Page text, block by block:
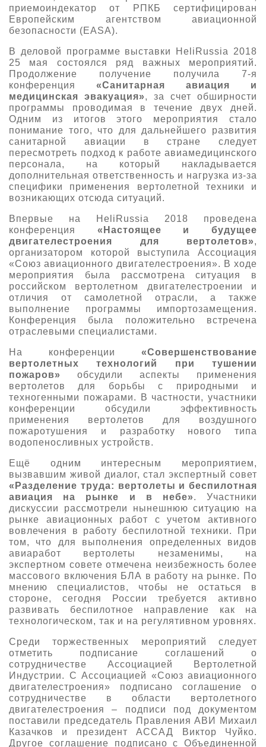
приемоиндекатор от РПКБ сертифицирован
Европейским агентством авиационной
безопасности (EASA).
В деловой программе выставки HeliRussia 2018
25 мая состоялся ряд важных мероприятий.
Продолжение получение получила 7-я
конференция «Санитарная авиация и
медицинская эвакуация», за счет обширности
программы проводимая в течение двух дней.
Одним из итогов этого мероприятия стало
понимание того, что для дальнейшего развития
санитарной авиации в стране следует
пересмотреть подход к работе авиамедицинского
персонала, на который накладывается
дополнительная ответственность и нагрузка из-за
специфики применения вертолетной техники и
возникающих отсюда ситуаций.
Впервые на HeliRussia 2018 проведена
конференция «Настоящее и будущее
двигателестроения для вертолетов»,
организатором которой выступила Ассоциация
«Союз авиационного двигателестроения». В ходе
мероприятия была рассмотрена ситуация в
российском вертолетном двигателестроении и
отличия от самолетной отрасли, а также
выполнение программы импортозамещения.
Конференция была положительно встречена
отраслевыми специалистами.
На конференции «Совершенствование
вертолетных технологий при тушении
пожаров» обсудили аспекты применения
вертолетов для борьбы с природными и
техногенными пожарами. В частности, участники
конференции обсудили эффективность
применения вертолетов для воздушного
пожаротушения и разработку нового типа
водопеносливных устройств.
Ещё одним интересным мероприятием,
вызвавшим живой диалог, стал экспертный совет
«Разделение труда: вертолеты и беспилотная
авиация на рынке и в небе». Участники
дискуссии рассмотрели нынешнюю ситуацию на
рынке авиационных работ с учетом активного
вовлечения в работу беспилотной техники. При
том, что для выполнения определенных видов
авиаработ вертолеты незаменимы, на
экспертном совете отмечена неизбежность более
массового включения БЛА в работу на рынке. По
мнению специалистов, чтобы не остаться в
стороне, сегодня России требуется активно
развивать беспилотное направление как на
технологическом, так и на регулятивном уровнях.
Среди торжественных мероприятий следует
отметить подписание соглашений о
сотрудничестве Ассоциацией Вертолетной
Индустрии. С Ассоциацией «Союз авиационного
двигателестроения» подписано соглашение о
сотрудничестве в области вертолетного
двигателестроения – подписи под документом
поставили председатель Правления АВИ Михаил
Казачков и президент АССАД Виктор Чуйко.
Другое соглашение подписано с Объединенной